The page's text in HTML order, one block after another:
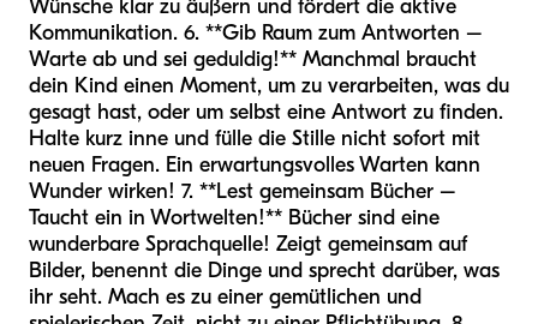
Wünsche klar zu äußern und fördert die aktive
Kommunikation. 6. **Gib Raum zum Antworten –
Warte ab und sei geduldig!** Manchmal braucht
dein Kind einen Moment, um zu verarbeiten, was du
gesagt hast, oder um selbst eine Antwort zu finden.
Halte kurz inne und fülle die Stille nicht sofort mit
neuen Fragen. Ein erwartungsvolles Warten kann
Wunder wirken! 7. **Lest gemeinsam Bücher –
Taucht ein in Wortwelten!** Bücher sind eine
wunderbare Sprachquelle! Zeigt gemeinsam auf
Bilder, benennt die Dinge und sprecht darüber, was
ihr seht. Mach es zu einer gemütlichen und